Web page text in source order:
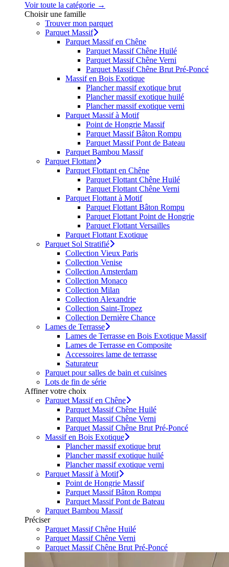
Voir toute la catégorie →
Choisir une famille
Trouver mon parquet
Parquet Massif
Parquet Massif en Chêne
Parquet Massif Chêne Huilé
Parquet Massif Chêne Verni
Parquet Massif Chêne Brut Pré-Poncé
Massif en Bois Exotique
Plancher massif exotique brut
Plancher massif exotique huilé
Plancher massif exotique verni
Parquet Massif à Motif
Point de Hongrie Massif
Parquet Massif Bâton Rompu
Parquet Massif Pont de Bateau
Parquet Bambou Massif
Parquet Flottant
Parquet Flottant en Chêne
Parquet Flottant Chêne Huilé
Parquet Flottant Chêne Verni
Parquet Flottant à Motif
Parquet Flottant Bâton Rompu
Parquet Flottant Point de Hongrie
Parquet Flottant Versailles
Parquet Flottant Exotique
Parquet Sol Stratifié
Collection Vieux Paris
Collection Venise
Collection Amsterdam
Collection Monaco
Collection Milan
Collection Alexandrie
Collection Saint-Tropez
Collection Dernière Chance
Lames de Terrasse
Lames de Terrasse en Bois Exotique Massif
Lames de Terrasse en Composite
Accessoires lame de terrasse
Saturateur
Parquet pour salles de bain et cuisines
Lots de fin de série
Affiner votre choix
Parquet Massif en Chêne
Parquet Massif Chêne Huilé
Parquet Massif Chêne Verni
Parquet Massif Chêne Brut Pré-Poncé
Massif en Bois Exotique
Plancher massif exotique brut
Plancher massif exotique huilé
Plancher massif exotique verni
Parquet Massif à Motif
Point de Hongrie Massif
Parquet Massif Bâton Rompu
Parquet Massif Pont de Bateau
Parquet Bambou Massif
Préciser
Parquet Massif Chêne Huilé
Parquet Massif Chêne Verni
Parquet Massif Chêne Brut Pré-Poncé